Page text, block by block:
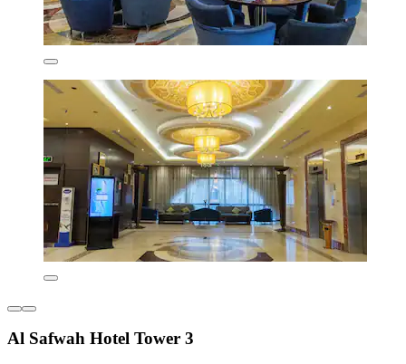
Al Safwah Hotel Tower 3